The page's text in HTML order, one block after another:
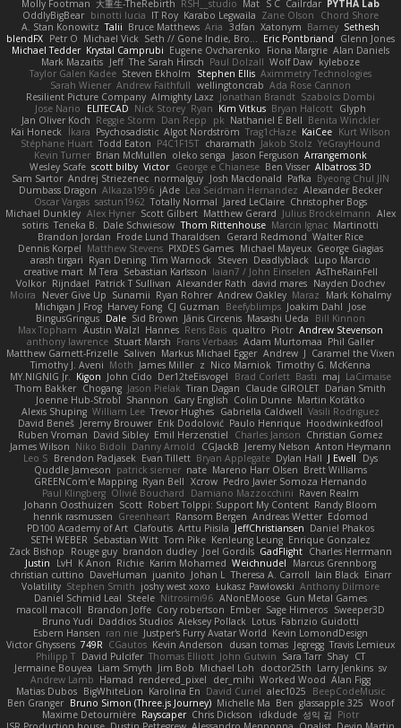
Molly Footman 大重生-TheRebirth RSH__studio Mat S C Cailrdar PYTHA Lab
OddlyBigBear binotti lucia IT Roy Karabo Legwaila Zane Olson
Chord Shore
A. Stan Konowitz Talii Bruce Matthews Aria 3dfan Xatonym Barney Sethesh
blendFX Petr O Michael Vick Seth // Gone Indie, Bro... Eric Pontbriand
Glenn Jones
Michael Tedder Krystal Camprubi Eugene Ovcharenko Fiona Margrie Alan Daniels
Mark Mazaitis Jeff The Sarah Hirsch Paul Dolzall Wolf Daw kyleboze
Taylor Galen Kadee Steven Ekholm Stephen Ellis Aximmetry Technologies
Sarah Wiener Andrew Faithfull wellingtoncrab Ada Rose Cannon
Resilient Picture Company Almighty Laxz Jonathan Brandt Szabolcs Dombi
Jose Nario
ELITECAD Nick Storey Ryan Kim Vitkus Bryan Halcott Glyph
Jan Oliver Koch Reggie Storm Dan Repp pk Nathaniel E Bell Benita Winckler
Kai Honeck Íkara Psychosadistic Algot Nordström Trag1cHaze KaiCee Kurt Wilson
Stéphane Huart Todd Eaton P4C1F15T charamath Jakob Stolz YeGrayHound
Kevin Turner Brian McMullen oleko senga Jason Ferguson Arrangemonk
Wesley Scafe scott bilby Victor George e Chianese Ben Visser Albatross 3D
Sam Sartor Andrej Striezenec normalguy Josh Macdonald Pafka Byeong Chul JIN
Dumbass Dragon Alkaza1996 jAde Lea Seidman Hernandez Alexander Becker
Oscar Vargas sastun1962 Totally Normal Jared LeClaire Christopher Bogs
Michael Dunkley Alex Hyner Scott Gilbert Matthew Gerard Julius Brockelmann Alex
sotiris Teneka B. Dale Schwiesow Thom Rittenhouse Marcin Ignac Martinotti
Brandon Jordan Frode Lund Tharaldsen Gerard Redmond Walter Rice
Dennis Korpel Matthew Stevens PIXDES Games Michael Mayeux George Giagias
arash tirgari Ryan Dening Tim Warnock Steven Deadlyblack Lupo Marcio
creative mart M Tera Sebastian Karlsson Iaian7 / John Einselen AsTheRainFell
Volkor Rijndael Patrick T Sullivan Alexander Rath david mares Nayden Dochev
Moira
Never Give Up Sunamii Ryan Rohrer Andrew Oakley Maraz
Mark Kohalmy
Michigan J Frog Harvey Fong CJ Guzman Beefyblimps Joakim Dahl Jose
BingusGringus Dale Sid Brown Jānis Circenis Masashi Ueda
Bill Kinnon
Max Topham Austin Walzl Hannes Rens Bais qualtro Piotr Andrew Stevenson
anthony lawrence Stuart Marsh Frans Verbaas Adam Murtomaa Phil Galler
Matthew Garnett-Frizelle Saliven Markus Michael Egger Andrew J Caramel the Vixen
Timothy J. Aveni Moth James Miller z Nico Marniok Timothy G. McKenna
MY.NIGNIG Jr. Kigon John Cido Der12teEisvogel Brad Corlett Basti maj LaCimaise
Thom Bakker Chogang Jason Pielak Tiran Dagan Claude GIROLET Darian Smith
Joenne Hub-Strobl Shannon Gary English Colin Dunne Martin Koťátko
Alexis Shuping William Lee Trevor Hughes Gabriella Caldwell Vasili Rodriguez
David Beneš Jeremy Brouwer Erik Dodolović Paulo Henrique Hoodwinkedfool
Ruben Vroman David Sibley Emil Herzenstiel Charles Janson Christian Gomez
James Wilson Niko Bidoli Danny Arnold CGJackB Jeremy Nelson Anton Heymann
Leo S Brendon Padjasek Evan Tillett Bryan Applegate Dylan Hall J Ewell
Dys
Quddle Jameson patrick siemer nate Mareno Harr Olsen Brett Williams
GREENCom'e Mapping Ryan Bell Xcrow Pedro Javier Somoza Hernando
Paul Klingberg Olivié Bouchard Damiano Mazzocchini Raven Realm
Johann Oosthuizen Scott Robert Tolppi: Support My Content Randy Bloom
henrik rasmussen Greenheart Ransom Bergen Andreas Wetter Edomod
PD100 Academy of Art Clafoutis Arttu Piisila JeffChristiansen Daniel Phakos
SETH WEBER Sebastian Witt Tom Pike Kenleung Leung Enrique Gonzalez
Zack Bishop
Rouge guy brandon dudley Joel Gordils GadFlight Charles Herrmann
Justin
LvH K Anon Richie Karim Mohamed Weichnudel
Marcus Grennborg
christian cuttino DaveHuman juanito Johan L Theresa A. Carroll Iain Black Einarr
Volatility Stephen Smith joshy west xoxo Łukasz Pawłowski Anthony Dilmore
Daniel Schmid Leal Steele Nitrosimi96 ANonEMoose Gun Metal Games
macoll macoll
Brandon Joffe Cory robertson Ember Sage Himeros Sweeper3D
Bruno Yudi Daddios Studios Aleksey Pollack Lotus Fabrizio Guidotti
Esbern Hansen ran nie Justper's Furry Avatar World Kevin LomondDesign
Victor Ghyssens 749R CGautos Kevin Anderson dusan tomas Jegregg Travis Lemieux
Philipp T David Pulcifer Thomas Elliott John Gutwin Sara Tarr Shay CT
Jermaine Bouyea Liam Smyth Jim Bob Michael Loh doctor25th Larry Jenkins sv
Andrew Lamb Hamad rendered_pixel der_mihi Worked Wood Alan Figg
Matias Dubos BigWhiteLion Karolina En David Curiel alec1025
BeepCodeMusic
Ben Granger Bruno Simon (Three.js Journey) Michelle Ma Ben glassapple 325 Woof
Maxime Detournière Rayscaper Chris Dickson idkdude 성익 김 Piotr